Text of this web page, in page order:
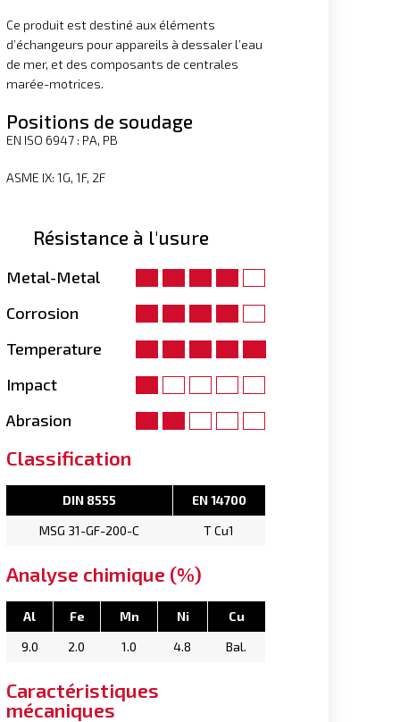
Ce produit est destiné aux éléments
d’échangeurs pour appareils à dessaler l’eau
de mer, et des composants de centrales
marée-motrices.
Positions de soudage
EN ISO 6947 : PA, PB
ASME IX: 1G, 1F, 2F
Résistance à l'usure
Metal-Metal
Corrosion
Temperature
Impact
Abrasion
Classification
DIN 8555
EN 14700
MSG 31-GF-200-C
T Cu1
Analyse chimique (%)
Al Fe Mn Ni
Cu
9.0
2.0 1.0 4.8 Bal.
Caractéristiques
mécaniques